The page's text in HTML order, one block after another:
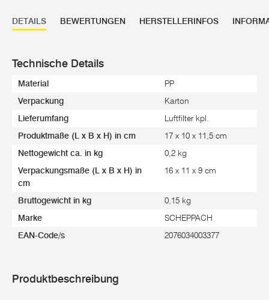
DETAILS BEWERTUNGEN HERSTELLERINFOS
Technische Details
Material PP
Verpackung Karton
Lieferumfang Luftfilter kpl.
Produktmaße (L x B x H) in cm 17 x 10 x 11,5 cm
Nettogewicht ca. in kg 0,2 kg
Verpackungsmaße (L x B x H) in
cm
16 x 11 x 9 cm
Bruttogewicht in kg 0,15 kg
Marke SCHEPPACH
EAN-Code/s 2076034003377
Produktbeschreibung